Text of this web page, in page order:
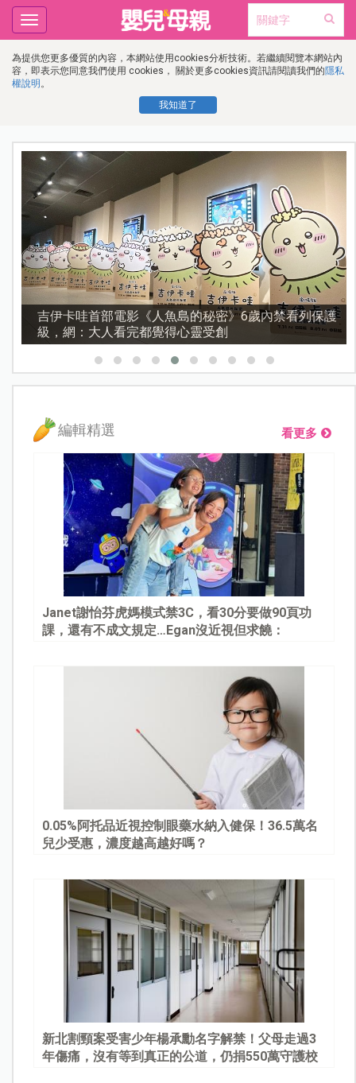
為提供您更多優質的內容，本網站使用cookies分析技術。若繼續閱覽本網站內
容，即表示您同意我們使用 cookies， 關於更多cookies資訊請閱讀我們的隱私
權說明 。
我知道了
Toggle
navigation
資優教育15問！師鐸獎名師陳宥妤：資優教育的核心，
不是成績而是讀懂孩子的心理準備度
編輯精選 看更多
Janet謝怡芬虎媽模式禁3C，看30分要做90頁功
課，還有不成文規定…Egan沒近視但求饒：
0.05%阿托品近視控制眼藥水納入健保！36.5萬名
兒少受惠，濃度越高越好嗎？
新北割頸案受害少年楊承勳名字解禁！父母走過3
年傷痛，沒有等到真正的公道，仍捐550萬守護校